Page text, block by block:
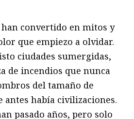
convertido en mitos y
que empiezo a olvidar.
ciudades sumergidas,
de incendios que nunca
del tamaño de
antes había civilizaciones.
pasado años, pero solo